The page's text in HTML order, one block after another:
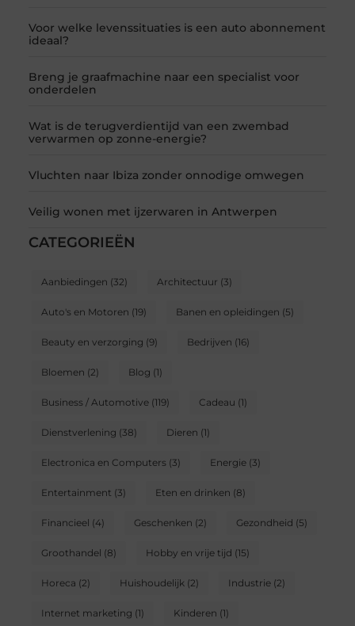
Voor welke levenssituaties is een auto abonnement
ideaal?
Breng je graafmachine naar een specialist voor
onderdelen
Wat is de terugverdientijd van een zwembad
verwarmen op zonne-energie?
Vluchten naar Ibiza zonder onnodige omwegen
Veilig wonen met ijzerwaren in Antwerpen
CATEGORIEËN
Aanbiedingen (32) Architectuur (3)
Auto's en Motoren (19) Banen en opleidingen (5)
Beauty en verzorging (9) Bedrijven (16)
Bloemen (2) Blog (1)
Business / Automotive(119) Cadeau (1)
Dienstverlening (38) Dieren (1)
Electronica en Computers(3) Energie(3)
Entertainment (3) Eten en drinken (8)
Financieel (4) Geschenken (2) Gezondheid (5)
Groothandel (8) Hobby en vrije tijd (15)
Horeca (2) Huishoudelijk(2) Industrie(2)
Internet marketing (1) Kinderen (1)